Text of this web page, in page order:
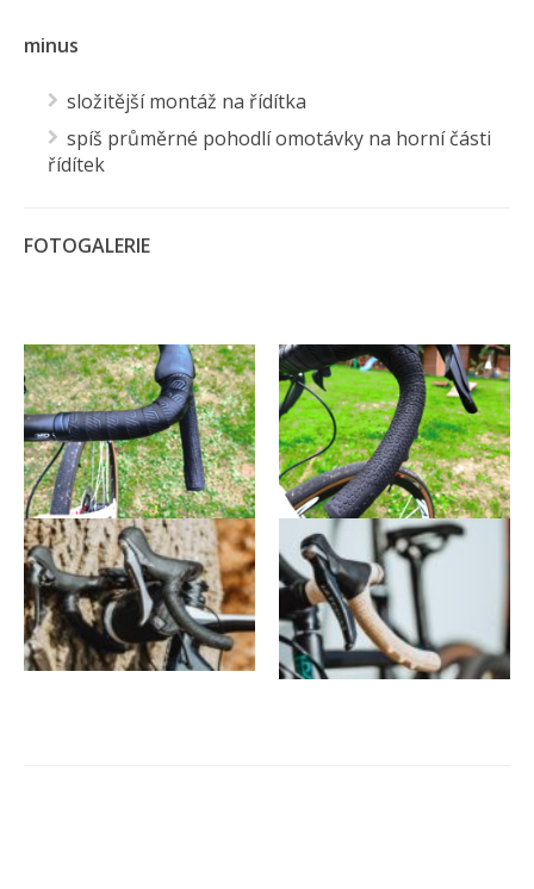
minus
složitější montáž na řídítka
spíš průměrné pohodlí omotávky na horní části
řídítek
FOTOGALERIE